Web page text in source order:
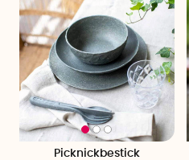
Picknickbestick